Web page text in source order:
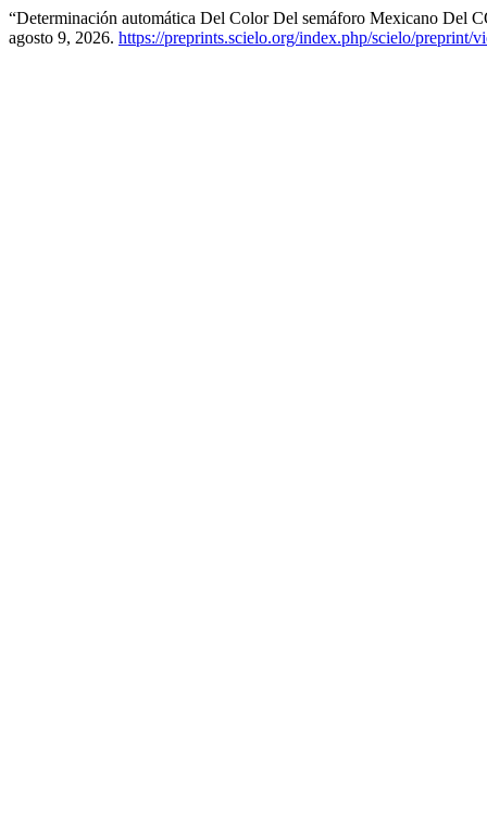
“Determinación automática Del Color Del semáforo Mexicano Del
agosto 9, 2026. https://preprints.scielo.org/index.php/scielo/preprint/